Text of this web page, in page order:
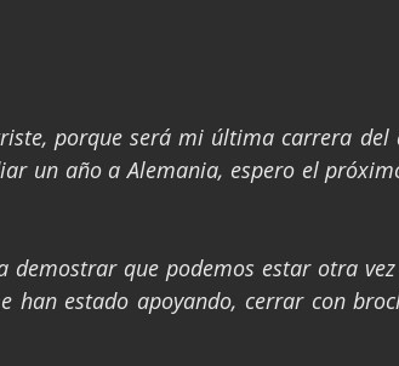
porque será mi última carrera del
un año a Alemania, espero el
demostrar que podemos estar otra
han estado apoyando, cerrar con